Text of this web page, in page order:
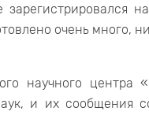
очень много,
научного центра
и их сообщения